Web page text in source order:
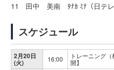
11 田中 美南 ﾀﾅｶ ﾐﾅ（日テレ
スケジュール
2月20日
(火) 16:00
トレーニング
開】